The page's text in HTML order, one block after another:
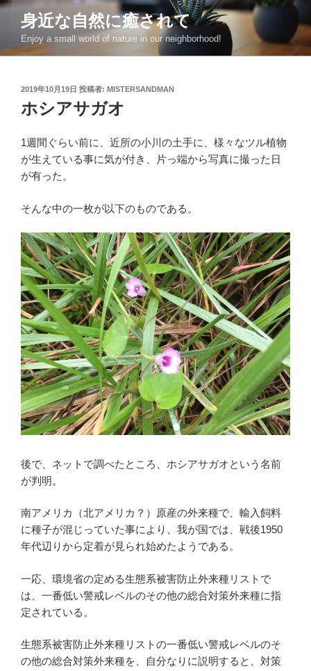
コ
ン
身近な自然に癒されて
Enjoy a small world of nature in our neighborhood!
投
日:
2019年10月19日 投稿者: MISTERSANDMAN
ホシアサガオ
1週間ぐらい前に、近所の小川の土手に、様々なツル植物
が生えている事に気が付き、片っ端から写真に撮った日
が有った。
そんな中の一枚が以下のものである。
後で、ネットで調べたところ、ホシアサガオという名前
が判明。
南アメリカ（北アメリカ？）原産の外来種で、輸入飼料
に種子が混じっていた事により、我が国では、戦後1950
年代辺りから定着が見られ始めたようである。
一応、環境省の定める生態系被害防止外来種リストで
は、一番低い警戒レベルのその他の総合対策外来種に指
定されている。
生態系被害防止外来種リストの一番低い警戒レベルのそ
の他の総合対策外来種を、自分なりに説明すると、対策